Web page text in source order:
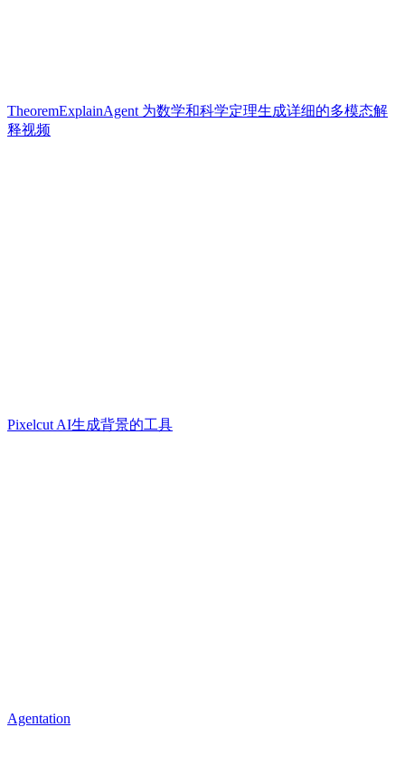
TheoremExplainAgent 为数学和科学定理生成详细的多模态解
释视频
Pixelcut AI生成背景的工具
Agentation